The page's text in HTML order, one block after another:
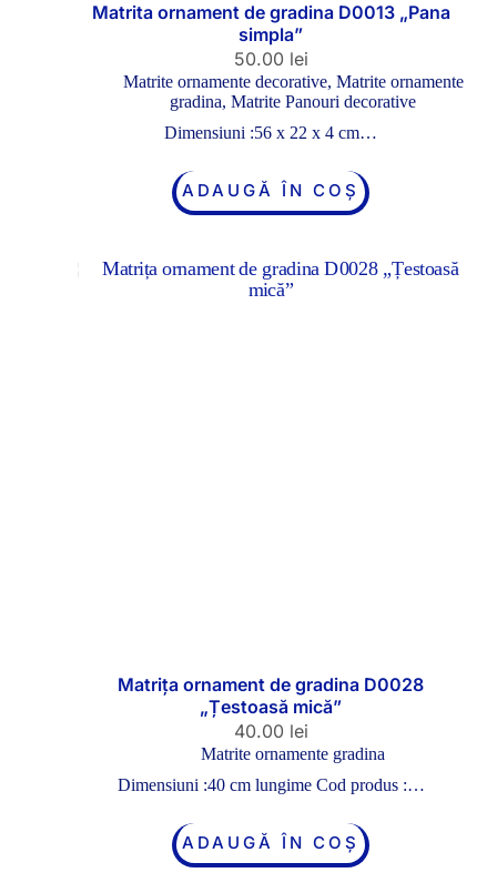
Matrita ornament de gradina D0013 „Pana
simpla”
50.00 lei
Matrite ornamente decorative, Matrite ornamente
gradina, Matrite Panouri decorative
Dimensiuni :56 x 22 x 4 cm…
ADAUGĂ ÎN COȘ
Matrița ornament de gradina D0028
„Țestoasă mică”
40.00 lei
Matrite ornamente gradina
Dimensiuni :40 cm lungime Cod produs :…
ADAUGĂ ÎN COȘ